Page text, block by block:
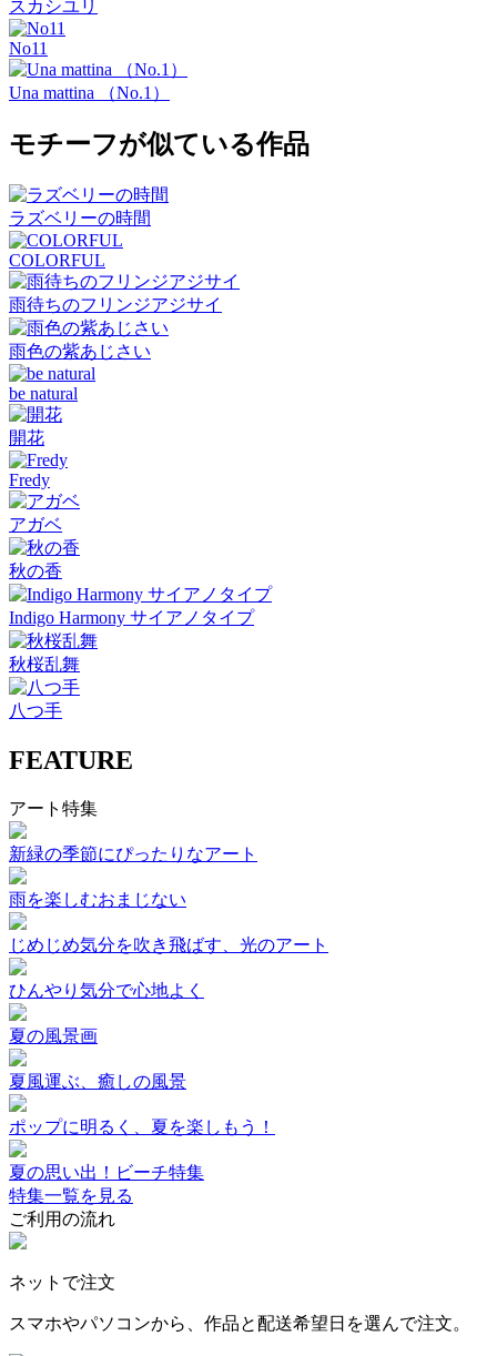
スカシユリ
No11
Una mattina （No.1）
モチーフが似ている作品
ラズベリーの時間
COLORFUL
雨待ちのフリンジアジサイ
雨色の紫あじさい
be natural
開花
Fredy
アガベ
秋の香
Indigo Harmony サイアノタイプ
秋桜乱舞
八つ手
FEATURE
アート特集
新緑の季節にぴったりなアート
雨を楽しむおまじない
じめじめ気分を吹き飛ばす、光のアート
ひんやり気分で心地よく
夏の風景画
夏風運ぶ、癒しの風景
ポップに明るく、夏を楽しもう！
夏の思い出！ビーチ特集
特集一覧を見る
ご利用の流れ
ネットで注文
スマホやパソコンから、作品と配送希望日を選んで注文。